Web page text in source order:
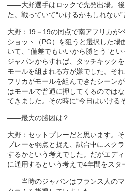
――大野選手はロックで先発出場。後
た。戦っていて“いけるかもしれない
大野：19－19の同点で南アフリカが
ショット（PG）を狙うと選択した場
いて、“僅差でもいいから勝とう”とい
ジャパンからすれば、タッチキック
モールを組まれる方が嫌でした。そ
フリカがモールを組んできたシーン
はモールで普通に押してくるのでは
てきました。その時に“今日はいける
――最大の勝因は？
大野：セットプレーだと思います。
プレーを弱点と捉え、試合中にスク
するかという考えでした。だがエデ
に通用するという考えで4年間をスタ
――当時のジャパンはフランス人のマ